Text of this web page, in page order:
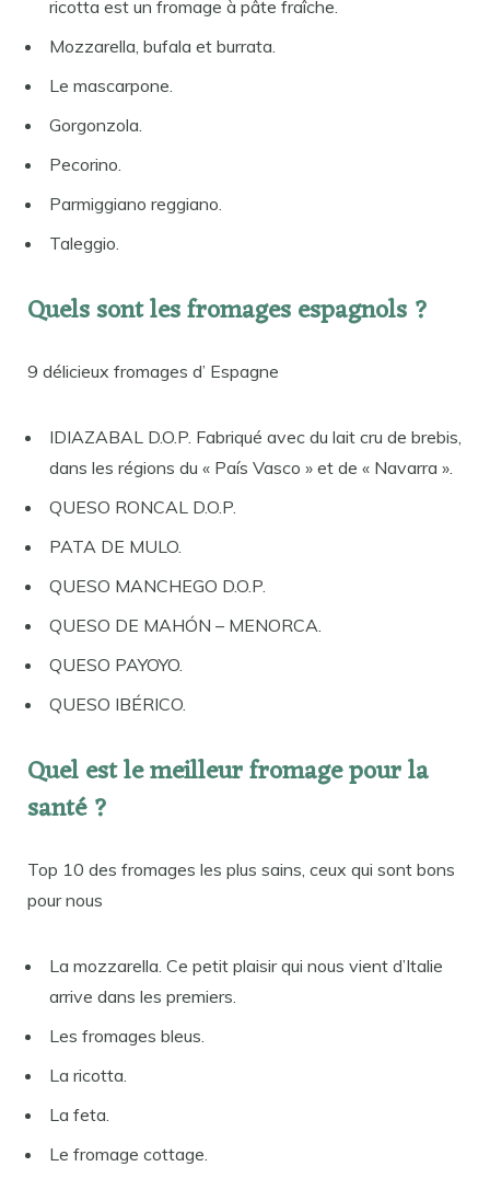
ricotta est un fromage à pâte fraîche.
Mozzarella, bufala et burrata.
Le mascarpone.
Gorgonzola.
Pecorino.
Parmiggiano reggiano.
Taleggio.
Quels sont les fromages espagnols ?
9 délicieux fromages d’ Espagne
IDIAZABAL D.O.P. Fabriqué avec du lait cru de brebis,
dans les régions du « País Vasco » et de « Navarra ».
QUESO RONCAL D.O.P.
PATA DE MULO.
QUESO MANCHEGO D.O.P.
QUESO DE MAHÓN – MENORCA.
QUESO PAYOYO.
QUESO IBÉRICO.
Quel est le meilleur fromage pour la
santé ?
Top 10 des fromages les plus sains, ceux qui sont bons
pour nous
La mozzarella. Ce petit plaisir qui nous vient d’Italie
arrive dans les premiers.
Les fromages bleus.
La ricotta.
La feta.
Le fromage cottage.